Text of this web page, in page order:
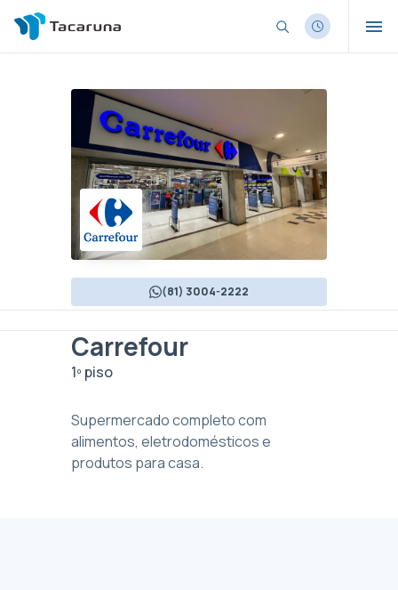
(81) 3004-2222
Carrefour
1º piso
Supermercado completo com
alimentos, eletrodomésticos e
produtos para casa.